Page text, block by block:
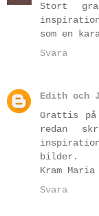
Stort
som en
Svara
Edith och
Grattis på
redan
bilder.
Kram Maria
Svara